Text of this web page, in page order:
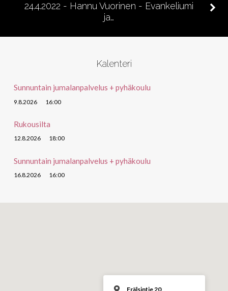
24.4.2022 - Hannu Vuorinen - Evankeliumi
ja…
Kalenteri
Sunnuntain jumalanpalvelus + pyhäkoulu
9.8.2026 16:00
Rukousilta
12.8.2026 18:00
Sunnuntain jumalanpalvelus + pyhäkoulu
16.8.2026 16:00
Frälsintie 20